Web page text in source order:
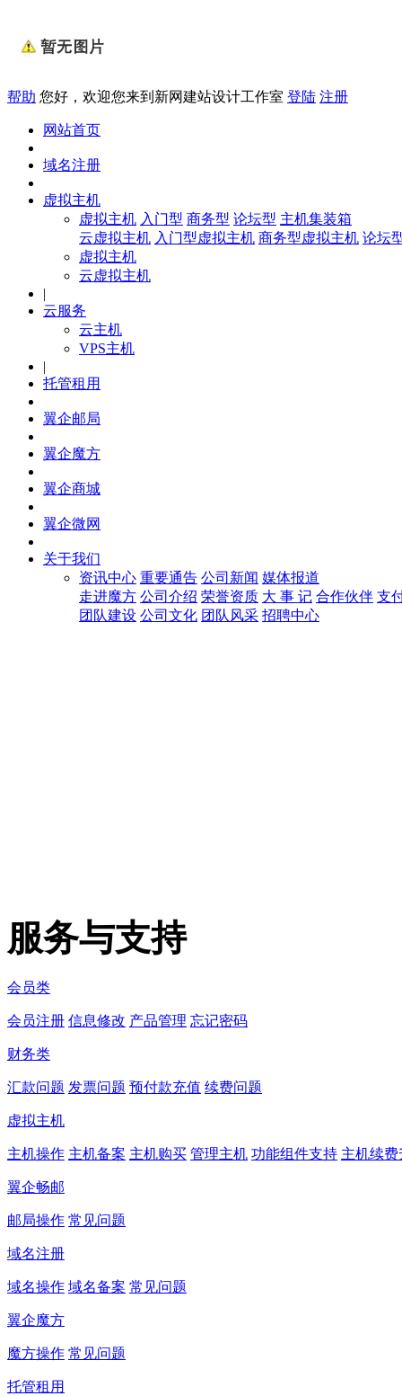
帮助 您好，欢迎您来到新网建站设计工作室 登陆 注册
网站首页
域名注册
虚拟主机
虚拟主机 入门型 商务型 论坛型 主机集装箱
云虚拟主机 入门型虚拟主机 商务型虚拟主机 论坛
虚拟主机
云虚拟主机
|
云服务
云主机
VPS主机
|
托管租用
翼企邮局
翼企魔方
翼企商城
翼企微网
关于我们
资讯中心 重要通告 公司新闻 媒体报道
走进魔方 公司介绍 荣誉资质 大 事 记 合作伙伴 支
团队建设 公司文化 团队风采 招聘中心
服务与支持
会员类
会员注册 信息修改 产品管理 忘记密码
财务类
汇款问题 发票问题 预付款充值 续费问题
虚拟主机
主机操作 主机备案 主机购买 管理主机 功能组件支持 主机续费
翼企畅邮
邮局操作 常见问题
域名注册
域名操作 域名备案 常见问题
翼企魔方
魔方操作 常见问题
托管租用